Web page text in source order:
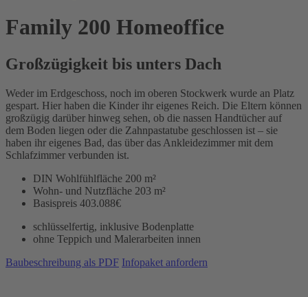
Family 200 Homeoffice
Großzügigkeit bis unters Dach
Weder im Erdgeschoss, noch im oberen Stockwerk wurde an Platz
gespart. Hier haben die Kinder ihr eigenes Reich. Die Eltern können
großzügig darüber hinweg sehen, ob die nassen Handtücher auf
dem Boden liegen oder die Zahnpastatube geschlossen ist – sie
haben ihr eigenes Bad, das über das Ankleidezimmer mit dem
Schlafzimmer verbunden ist.
DIN Wohlfühlfläche 200 m²
Wohn- und Nutzfläche 203 m²
Basispreis 403.088€
schlüsselfertig, inklusive Bodenplatte
ohne Teppich und Malerarbeiten innen
Baubeschreibung als PDF Infopaket anfordern